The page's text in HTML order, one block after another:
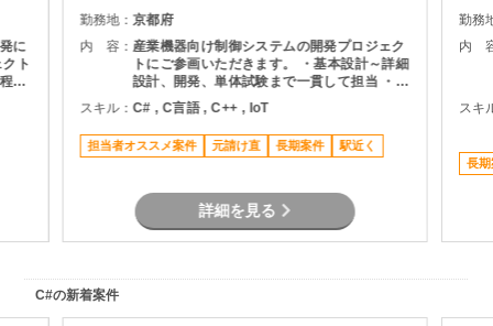
に
ト
を
勤務地： 京都府
内 容： 産業機器向け制御システムの開発プロジェク
トにご参画いただきます。 ・基本設計～詳細
設計、開発、単体試験まで一貫して担当 ・
C++を用いた制御アプリケーションの実装 ・
通信制御機能の開発 ・マルチスレッド環境で
のプログラム開発 ・長期参画を前提とした開
発案件
スキル：C# , C言語 , C++ , IoT
担当者オススメ案件 元請け直 長期案件 駅近く
詳細を見る
勤務
内
スキ
長期
C#の新着案件